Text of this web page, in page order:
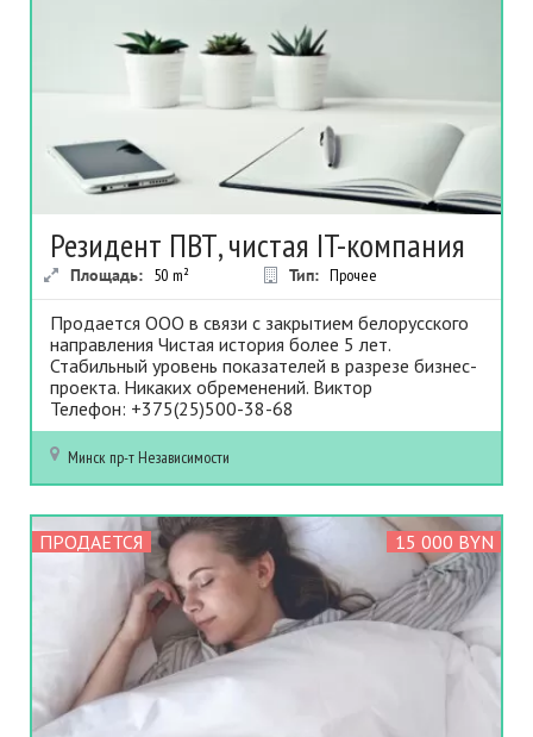
Резидент ПВТ, чистая IT-компания
Площадь: 50 m² Тип: Прочее
Продается ООО в связи с закрытием белорусского
направления Чистая история более 5 лет.
Стабильный уровень показателей в разрезе бизнес-
проекта. Никаких обременений. Виктор
Телефон: +375(25)500-38-68
Минск пр-т Независимости
ПРОДАЕТСЯ 15 000 BYN